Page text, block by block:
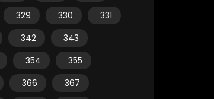
329 330
331
342
343
354
355
366
367